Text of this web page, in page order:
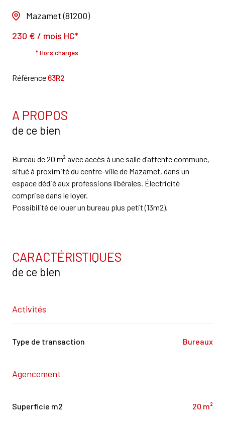
Mazamet (81200)
230 € / mois HC*
* Hors charges
Référence 63R2
A PROPOS
de ce bien
Bureau de 20 m² avec accès à une salle d’attente commune,
situé à proximité du centre-ville de Mazamet, dans un
espace dédié aux professions libérales. Électricité
comprise dans le loyer.
Possibilité de louer un bureau plus petit (13m2).
CARACTÉRISTIQUES
de ce bien
Activités
Type de transaction Bureaux
Agencement
Superficie m2 20 m²